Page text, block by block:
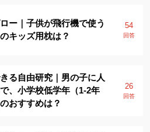
ー｜子供が飛行機で使う
キッズ用枕は？
54
回答
る自由研究｜男の子に人
、小学校低学年（1-2年
おすすめは？
26
回答